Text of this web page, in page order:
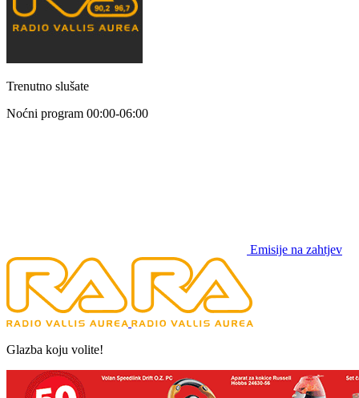
Trenutno slušate
Noćni program 00:00-06:00
Emisije na zahtjev
Glazba koju volite!